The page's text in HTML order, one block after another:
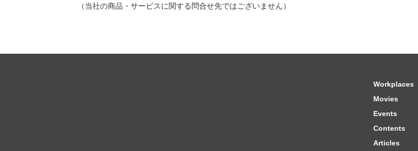
（当社の商品・サービスに関する問合せ先ではございません）
Workplaces
Movies
Events
Contents
Articles